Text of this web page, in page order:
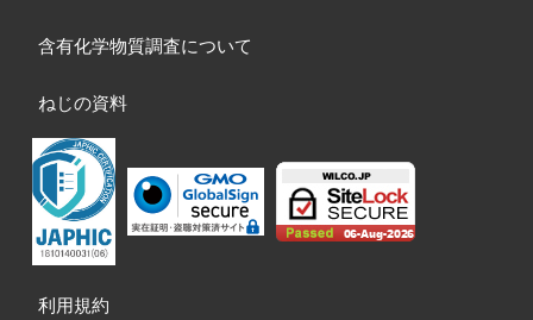
含有化学物質調査について
ねじの資料
利用規約